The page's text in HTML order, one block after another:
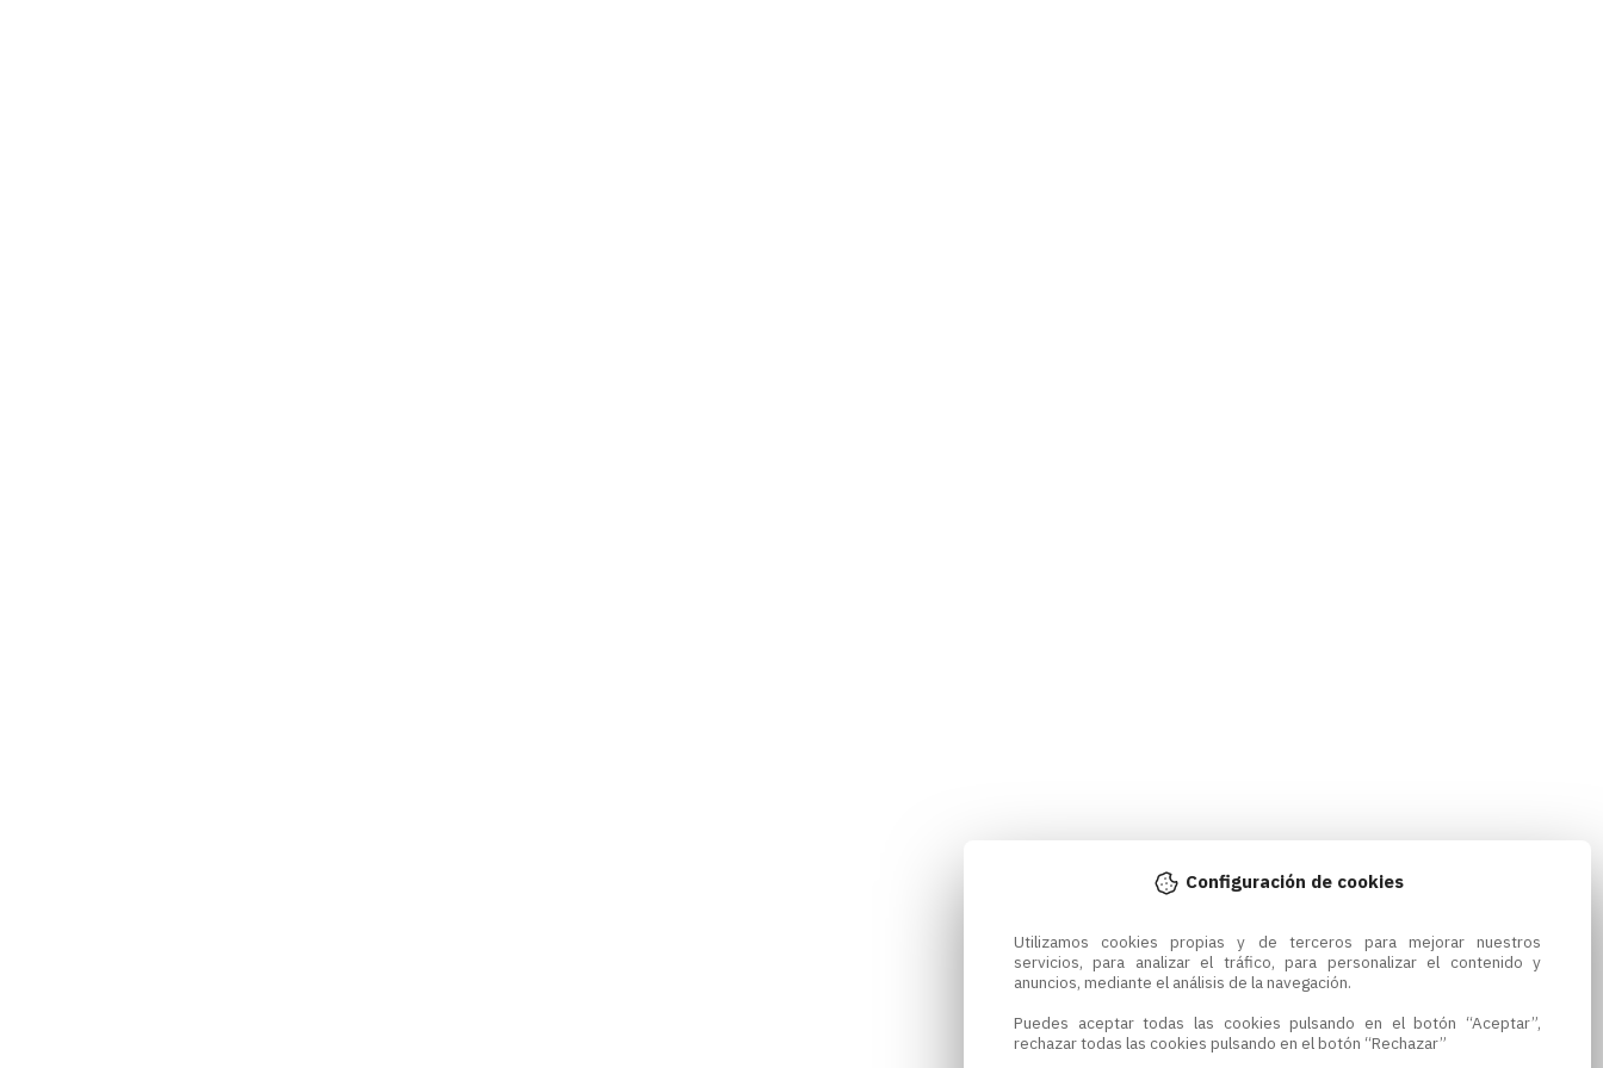
Configuración de cookies
Utilizamos cookies propias y de terceros para mejorar nuestros
servicios, para analizar el tráfico, para personalizar el contenido y
anuncios, mediante el análisis de la navegación.
Puedes aceptar todas las cookies pulsando en el botón “Aceptar”,
rechazar todas las cookies pulsando en el botón “Rechazar”